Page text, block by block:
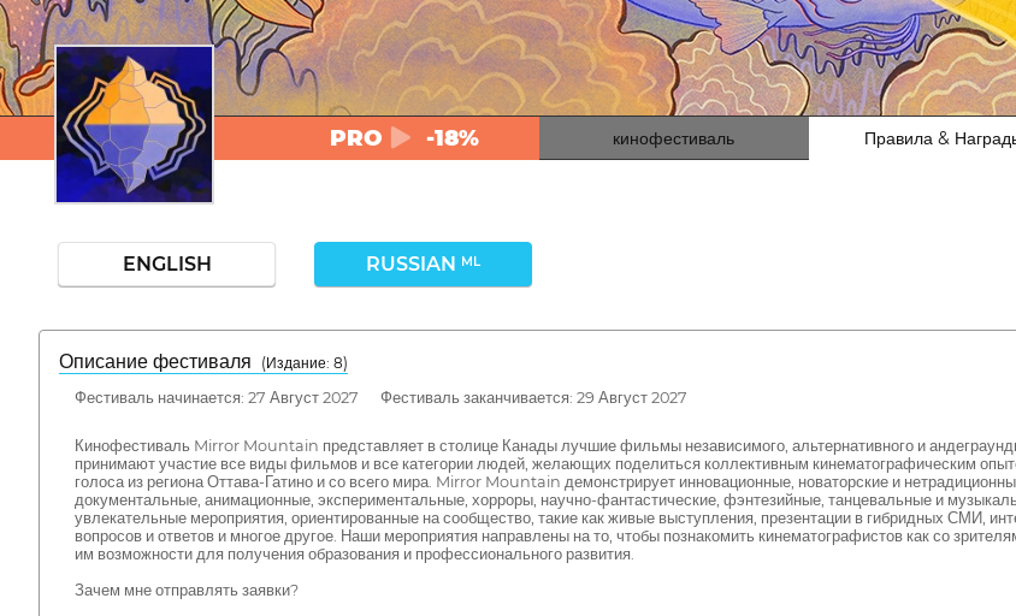
PRO -18% кинофестиваль Правила &
ENGLISH RUSSIAN ML
Описание фестиваля
( Издание: 8)
Фестиваль начинается: 27 Август 2027 Фестиваль заканчивается: 29 Август 2027
Кинофестиваль Mirror Mountain представляет в столице Канады лучшие фильмы независимого, альтернативного и
принимают участие все виды фильмов и все категории людей, желающих поделиться коллективным кинематографическим
голоса из региона Оттава-Гатино и со всего мира. Mirror Mountain демонстрирует инновационные, новаторские и
документальные, анимационные, экспериментальные, хорроры, научно-фантастические, фэнтезийные, танцевальные и
увлекательные мероприятия, ориентированные на сообщество, такие как живые выступления, презентации в гибридных СМИ,
вопросов и ответов и многое другое. Наши мероприятия направлены на то, чтобы познакомить кинематографистов как со
им возможности для получения образования и профессионального развития.
Зачем мне отправлять заявки?